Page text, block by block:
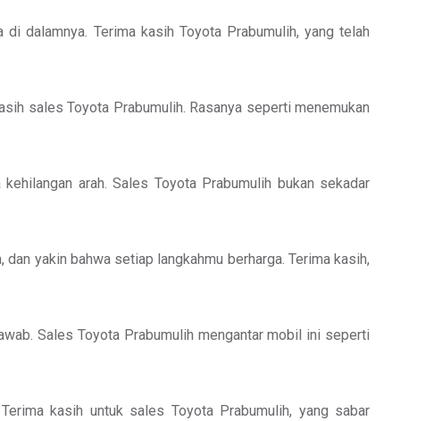
dalamnya. Terima kasih Toyota Prabumulih, yang telah
sales Toyota Prabumulih. Rasanya seperti menemukan
arah. Sales Toyota Prabumulih bukan sekadar
yakin bahwa setiap langkahmu berharga. Terima kasih,
Sales Toyota Prabumulih mengantar mobil ini seperti
kasih untuk sales Toyota Prabumulih, yang sabar